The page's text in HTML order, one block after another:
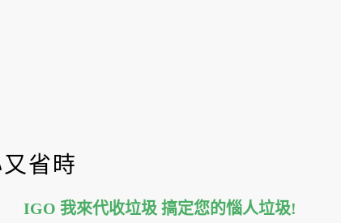
省時
IGO 我來代收垃圾 搞定您的惱人垃圾!